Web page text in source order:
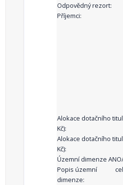
Odpovědný rezort:
Příjemci:
Alokace dotačního
Kč):
Alokace dotačního
Kč):
Územní dimenze
Popis územní
dimenze: